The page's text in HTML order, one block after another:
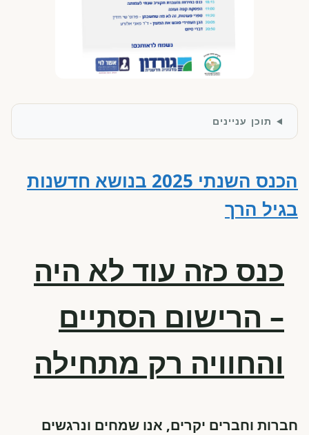
תוכן עניינים
הכנס השנתי 2025 בנושא חדשנות
בגיל הרך
כנס כזה עוד לא היה
– הרישום הסתיים
והחוויה רק מתחילה
חברות וחברים יקרים, אנו שמחים ונרגשים